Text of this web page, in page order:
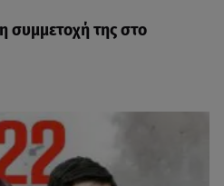
συμμετοχή της στο